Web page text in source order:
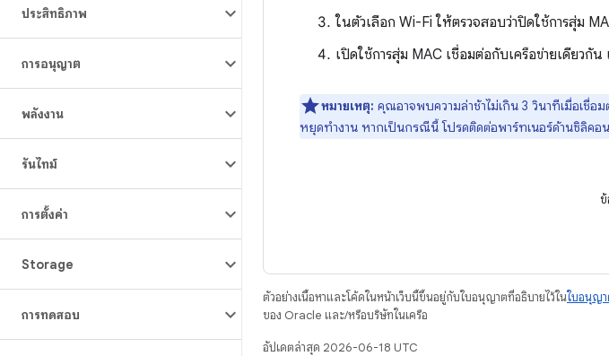
ประสิทธิภาพ
การอนุญาต
พลังงาน
รันไทม์
การตั้งค่า
Storage
การทดสอบ
ในตัวเลือก Wi-Fi ให้ตรวจสอบว่าปิดใช้การสุ่ม
เปิดใช้การสุ่ม MAC เชื่อมต่อกับเครือข่ายเดียวกั
หมายเหตุ: คุณอาจพบความล่าช้าไม่เกิน 3 วินาทีเมื่อเชื่อ
หยุดทำงาน หากเป็นกรณีนี้ โปรดติดต่อพาร์ทเนอร์ด้านซิลิคอ
ตัวอย่างเนื้อหาและโค้ดในหน้าเว็บนี้ขึ้นอยู่กับใบอนุญาตที่อธิบายไว้ในใบอนุญา
ของ Oracle และ/หรือบริษัทในเครือ
อัปเดตล่าสุด 2026-06-18 UTC